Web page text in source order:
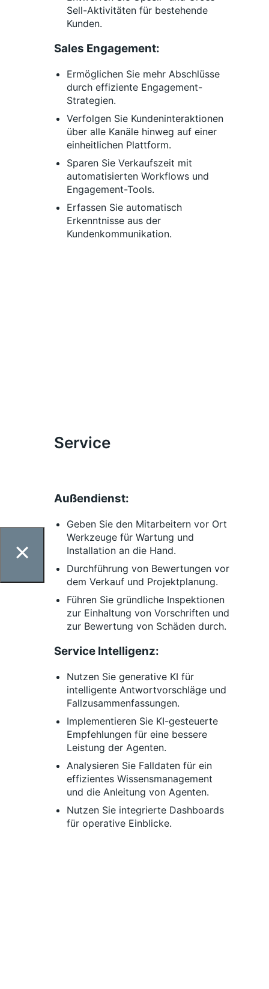
Sell-Aktivitäten für bestehende
Kunden.
Sales Engagement:
Ermöglichen Sie mehr Abschlüsse
durch effiziente Engagement-
Strategien.
Verfolgen Sie Kundeninteraktionen
über alle Kanäle hinweg auf einer
einheitlichen Plattform.
Sparen Sie Verkaufszeit mit
automatisierten Workflows und
Engagement-Tools.
Erfassen Sie automatisch
Erkenntnisse aus der
Kundenkommunikation.
×
Service
Außendienst:
Geben Sie den Mitarbeitern vor Ort
Werkzeuge für Wartung und
Installation an die Hand.
Durchführung von Bewertungen vor
dem Verkauf und Projektplanung.
Führen Sie gründliche Inspektionen
zur Einhaltung von Vorschriften und
zur Bewertung von Schäden durch.
Service Intelligenz:
Nutzen Sie generative KI für
intelligente Antwortvorschläge und
Fallzusammenfassungen.
Implementieren Sie KI-gesteuerte
Empfehlungen für eine bessere
Leistung der Agenten.
Analysieren Sie Falldaten für ein
effizientes Wissensmanagement
und die Anleitung von Agenten.
Nutzen Sie integrierte Dashboards
für operative Einblicke.